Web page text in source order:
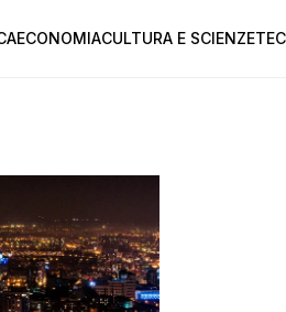
ECONOMIACULTURA E SCIENZE